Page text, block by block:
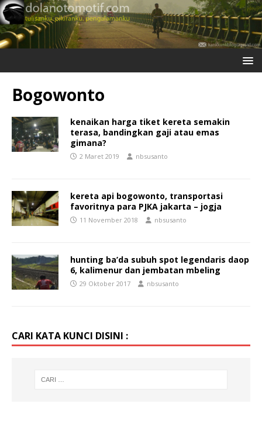
Bogowonto
kenaikan harga tiket kereta semakin
terasa, bandingkan gaji atau emas
gimana?
2 Maret 2019 nbsusanto
kereta api bogowonto, transportasi
favoritnya para PJKA jakarta – jogja
11 November 2018 nbsusanto
hunting ba’da subuh spot legendaris daop
6, kalimenur dan jembatan mbeling
29 Oktober 2017 nbsusanto
CARI KATA KUNCI DISINI :